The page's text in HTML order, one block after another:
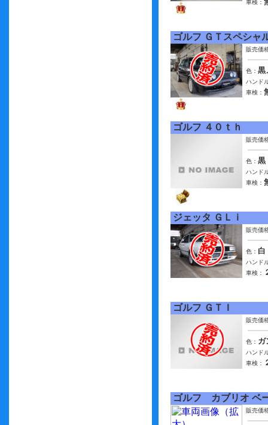
車検：
ゴルフ ＧＴスペシャ
販売価
色： 黒
ハンド
車検：
ゴルフ ４０ｔｈ
販売価
色： 黒
ハンド
車検：
ジェッタ ＧＬｉ
販売価
色： 白
ハンド
車検：
ゴルフ ＧＴＩ
販売価
色： ガ
ハンド
車検：
ゴルフ カブリオ ベ
販売価